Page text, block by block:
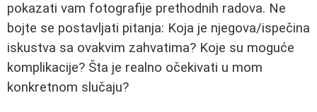
pokazati vam fotografije prethodnih radova. Ne
bojte se postavljati pitanja: Koja je njegova/ispečina
iskustva sa ovakvim zahvatima? Koje su moguće
komplikacije? Šta je realno očekivati u mom
konkretnom slučaju?